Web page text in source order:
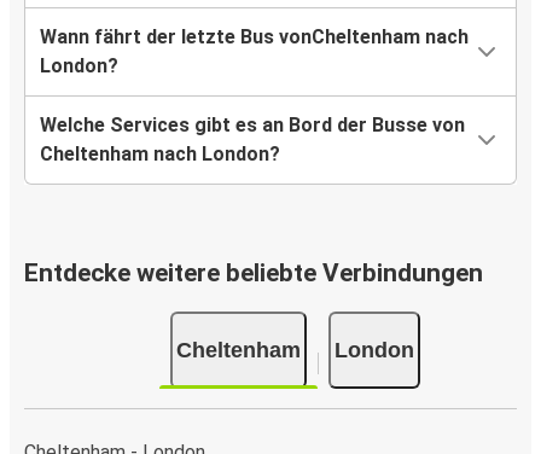
Wann fährt der letzte Bus vonCheltenham nach
London?
Welche Services gibt es an Bord der Busse von
Cheltenham nach London?
Entdecke weitere beliebte Verbindungen
Cheltenham London